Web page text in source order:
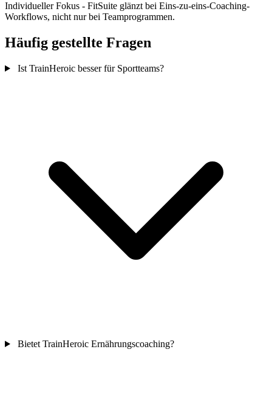
Individueller Fokus - FitSuite glänzt bei Eins-zu-eins-Coaching-
Workflows, nicht nur bei Teamprogrammen.
Häufig gestellte Fragen
Ist TrainHeroic besser für Sportteams?
Bietet TrainHeroic Ernährungscoaching?